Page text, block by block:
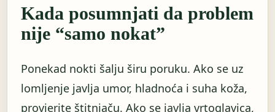
Kada posumnjati da problem
nije “samo nokat”
Ponekad nokti šalju širu poruku. Ako se uz
lomljenje javlja umor, hladnoća i suha koža,
provjerite štitnjaču. Ako se javlja vrtoglavica,